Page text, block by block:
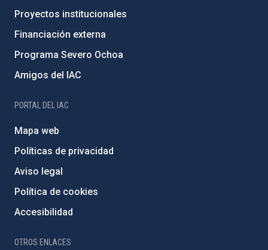
Proyectos institucionales
Financiación externa
Programa Severo Ochoa
Amigos del IAC
PORTAL DEL IAC
Mapa web
Políticas de privacidad
Aviso legal
Política de cookies
Accesibilidad
OTROS ENLACES